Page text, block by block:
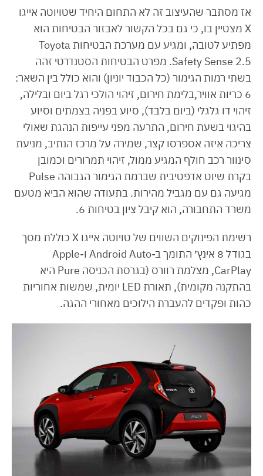
אז מסתבר שהעיצוב זה לא התחום היחיד שטויוטה אייגו
X מצטיין בו, כי גם בכל הקשור לאבזור הבטיחות הוא
מפתיע לטובה, ומגיע עם מערכת הבטיחות Toyota
Safety Sense 2.5. מפרט הבטיחות הסטנדרטי זהה
בשתי רמות הגימור (כל הכבוד יוניון) והוא כולל בין השאר:
6 כריות אוויר,בלימת חירום, זיהוי הולכי רגל ביום ובלילה,
זיהוי דו גלגלי (ביום בלבד), סיוע בפניה בצמתים וסיוע
בהיגוי בשעת חירום, התרעה מפני עייפות הנהגת שאולי
צריכה איזה אספרסו קצר, שמירה על מרכז הנתיב, מניעת
סינוור רכב חולף המגיע ממול, זיהוי תמרורים וכמובן
בקרת שיוט אדפטיבית שברמת הגימור הגבוהה Pulse
מגיעה גם עם מגביל מהירות. בתעודה שהוא הביא מטעם
משרד התחבורה, הוא קיבל ציון בטיחות 6.
רשימת הפינוקים השווים של טויוטה אייגו X כוללת מסך
בגודל 8 אינץ׳ התומך ב-Android Auto ו-Apple
CarPlay, מצלמת רוורס (בגרסת הכניסה Pure היא
בהתקנה מקומית), תאורת LED יומית, שמשות אחוריות
כהות ופקדים להעברת הילוכים מאחורי ההגה.